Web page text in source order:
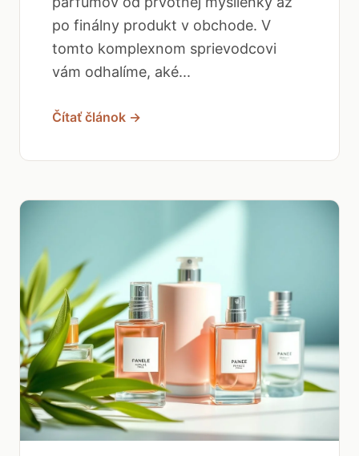
po finálny produkt v obchode. V
tomto komplexnom sprievodcovi
vám odhalíme, aké...
Čítať článok →